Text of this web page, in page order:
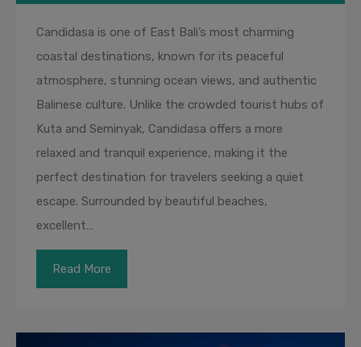
Candidasa is one of East Bali’s most charming
coastal destinations, known for its peaceful
atmosphere, stunning ocean views, and authentic
Balinese culture. Unlike the crowded tourist hubs of
Kuta and Seminyak, Candidasa offers a more
relaxed and tranquil experience, making it the
perfect destination for travelers seeking a quiet
escape. Surrounded by beautiful beaches,
excellent…
Read More